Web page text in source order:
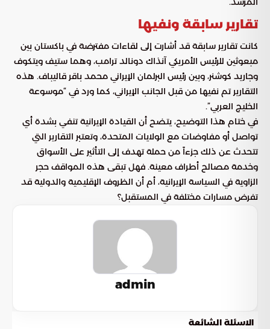
تقارير سابقة ونفيها
كانت تقارير سابقة قد أشارت إلى لقاءات مفترضة في باكستان بين
مبعوثين للرئيس الأمريكي آنذاك دونالد ترامب، وهما ستيف ويتكوف
وجاريد كوشنر، وبين رئيس البرلمان الإيراني محمد باقر قاليباف. هذه
التقارير تم نفيها من قبل الجانب الإيراني، كما ورد في “موسوعة
الخليج العربي”.
في ختام هذا التوضيح، يتضح أن القيادة الإيرانية تنفي بشدة أي
تواصل أو مفاوضات مع الولايات المتحدة، وتعتبر التقارير التي
تتحدث عن ذلك جزءاً من حملة تهدف إلى التأثير على الأسواق
وخدمة مصالح أطراف معينة. فهل تبقى هذه المواقف حجر
الزاوية في السياسة الإيرانية، أم أن الظروف الإقليمية والدولية قد
تفرض مسارات مختلفة في المستقبل؟
admin
الاسئلة الشائعة